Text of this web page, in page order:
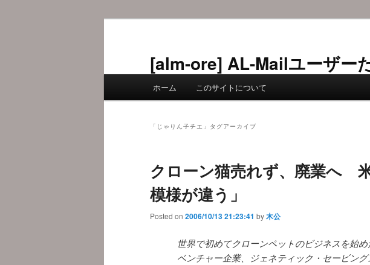
[alm-ore] AL-Mailユーザー
ホーム このサイトについて
「 じゃりん子チエ 」タグアーカイブ
クローン猫売れず、廃業へ
模様が違う」
Posted on 2006/10/13 21:23:41 by木公
世界で初めてクローンペットのビジネスを始
ベンチャー企業、ジェネティック・セービン